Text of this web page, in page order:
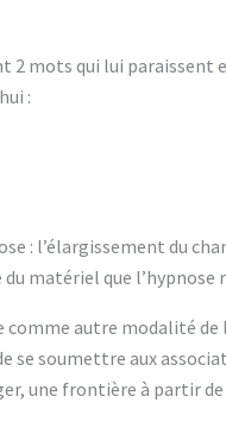
2 mots qui lui
:
: l’élargissement du
matériel que l’hypnose
comme autre modalité
se soumettre aux
une frontière à partir